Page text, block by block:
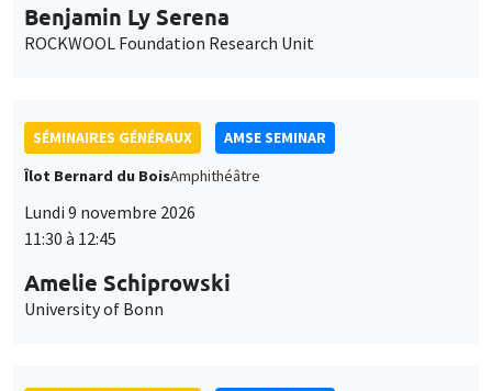
Benjamin Ly Serena
ROCKWOOL Foundation Research Unit
SÉMINAIRES GÉNÉRAUX
AMSE SEMINAR
Îlot Bernard du BoisAmphithéâtre
Lundi 9 novembre 2026
11:30 à 12:45
Amelie Schiprowski
University of Bonn